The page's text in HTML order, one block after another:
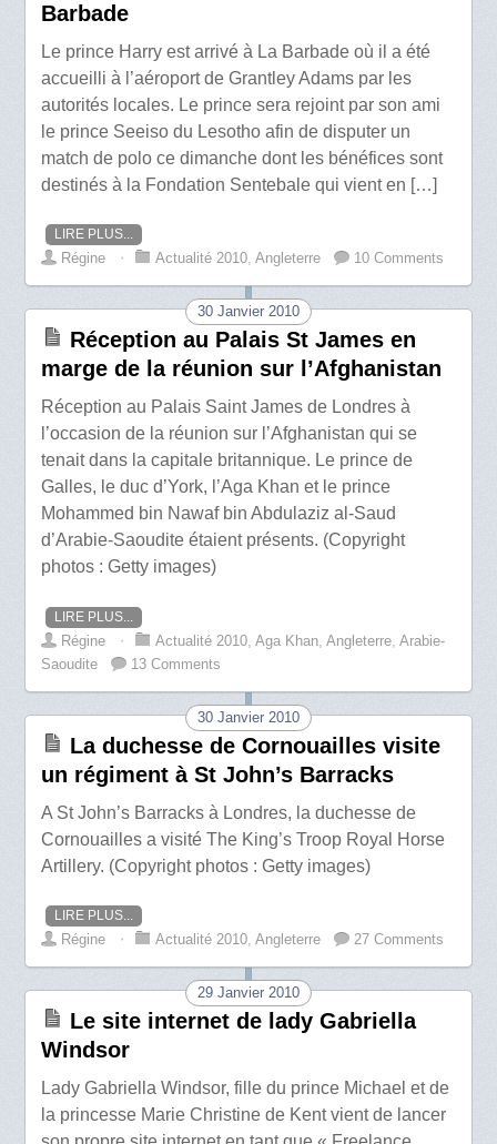
Barbade
Le prince Harry est arrivé à La Barbade où il a été
accueilli à l’aéroport de Grantley Adams par les
autorités locales. Le prince sera rejoint par son ami
le prince Seeiso du Lesotho afin de disputer un
match de polo ce dimanche dont les bénéfices sont
destinés à la Fondation Sentebale qui vient en […]
LIRE PLUS...
Régine ⋅ Actualité 2010,Angleterre 10 Comments
30 Janvier 2010
Réception au Palais St James en
marge de la réunion sur l’Afghanistan
Réception au Palais Saint James de Londres à
l’occasion de la réunion sur l’Afghanistan qui se
tenait dans la capitale britannique. Le prince de
Galles, le duc d’York, l’Aga Khan et le prince
Mohammed bin Nawaf bin Abdulaziz al-Saud
d’Arabie-Saoudite étaient présents. (Copyright
photos : Getty images)
LIRE PLUS...
Régine ⋅ Actualité 2010 ,Aga Khan ,Angleterre ,Arabie-
Saoudite
13 Comments
30 Janvier 2010
La duchesse de Cornouailles visite
un régiment à St John’s Barracks
A St John’s Barracks à Londres, la duchesse de
Cornouailles a visité The King’s Troop Royal Horse
Artillery. (Copyright photos : Getty images)
LIRE PLUS...
Régine ⋅ Actualité 2010 ,Angleterre 27 Comments
29 Janvier 2010
Le site internet de lady Gabriella
Windsor
Lady Gabriella Windsor, fille du prince Michael et de
la princesse Marie Christine de Kent vient de lancer